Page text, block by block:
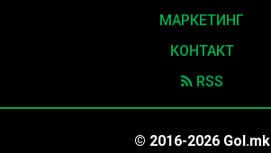
МАРКЕТИНГ
КОНТАКТ
RSS
© 2016-2026 Gol.mk